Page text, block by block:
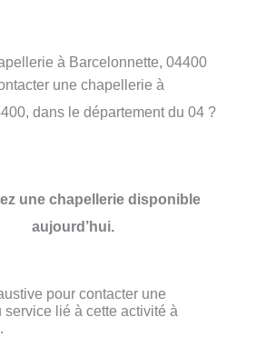
à Barcelonnette, 04400
une chapellerie à
dans le département du 04 ?
une chapellerie disponible
aujourd’hui.
pour contacter une
lié à cette activité à